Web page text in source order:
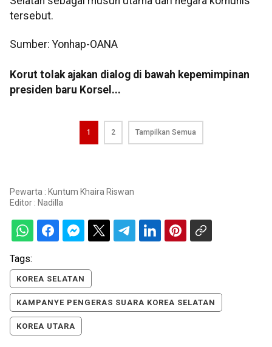
tersebut.
Sumber: Yonhap-OANA
Korut tolak ajakan dialog di bawah kepemimpinan
presiden baru Korsel...
1 2 Tampilkan Semua
Pewarta : Kuntum Khaira Riswan
Editor : Nadilla
Tags:
KOREA SELATAN
KAMPANYE PENGERAS SUARA KOREA SELATAN
KOREA UTARA